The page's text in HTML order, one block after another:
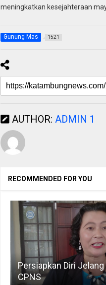
meningkatkan kesejahteraan
Gunung Mas 1521
AUTHOR: ADMIN 1
RECOMMENDED FOR YOU
Persiapkan Diri
CPNS